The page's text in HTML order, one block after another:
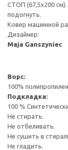
СТОП (67,5x200
подогнуть.
Ковер машинной
Дизайнер:
Maja Ganszyniec
Ворс:
100% полипропилен
Подкладка:
100 %
Не стирать.
Не отбеливать.
Не сушить в
Не гладить.